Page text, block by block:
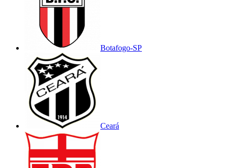
Botafogo-SP
Ceará